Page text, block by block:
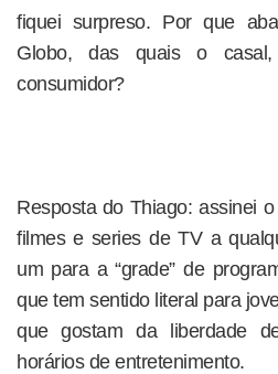
fiquei surpreso. Por que
Globo, das quais o
consumidor?
Resposta do Thiago: assinei
filmes e series de TV a
um para a “grade” de
que tem sentido literal para
que gostam da liberdade
horários de entretenimento.